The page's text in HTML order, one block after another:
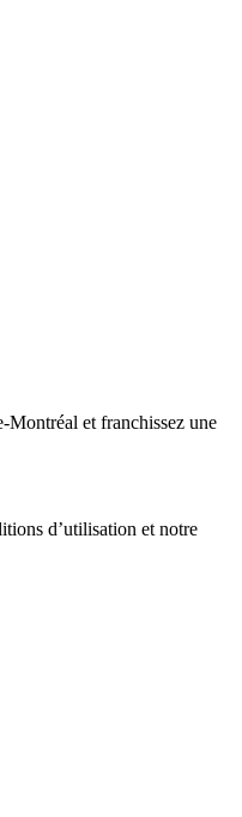
et franchissez une
d’utilisation et notre